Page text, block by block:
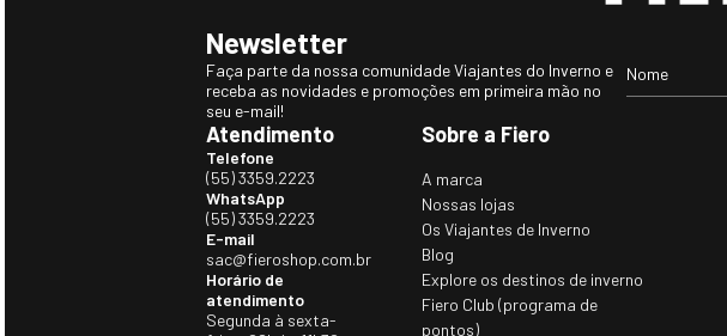
Newsletter
Faça parte da nossa comunidade Viajantes do Inverno e
receba as novidades e promoções em primeira mão no
seu e-mail!
Atendimento
Telefone
(55) 3359.2223
WhatsApp
(55) 3359.2223
E-mail
sac@fieroshop.com.br
Horário de
atendimento
Segunda à sexta-
Sobre a Fiero
A marca
Nossas lojas
Os Viajantes de Inverno
Blog
Explore os destinos de inverno
Fiero Club (programa de
pontos)